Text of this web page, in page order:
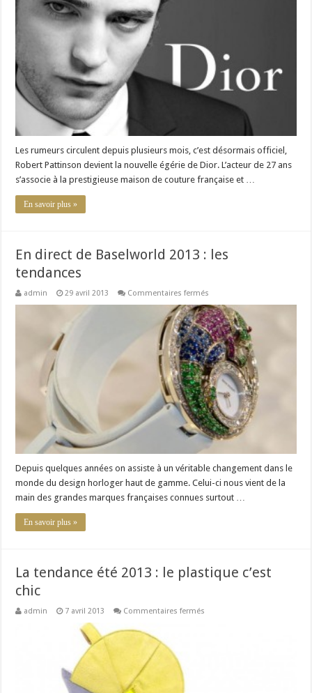
Les rumeurs circulent depuis plusieurs mois, c’est désormais officiel,
Robert Pattinson devient la nouvelle égérie de Dior. L’acteur de 27 ans
s’associe à la prestigieuse maison de couture française et …
En savoir plus »
En direct de Baselworld 2013 : les
tendances
admin 29 avril 2013 Commentaires fermés
direct
de
Baselworld
2013
:
les
tendances
Depuis quelques années on assiste à un véritable changement dans le
monde du design horloger haut de gamme. Celui-ci nous vient de la
main des grandes marques françaises connues surtout …
En savoir plus »
La tendance été 2013 : le plastique c’est
chic
admin 7 avril 2013 Commentaires fermés